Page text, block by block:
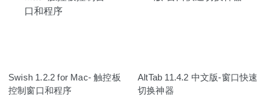
Swish 1.2.2 for Mac- 触控板
控制窗口和程序
AltTab 11.4.2 中文版-窗口快速
切换神器